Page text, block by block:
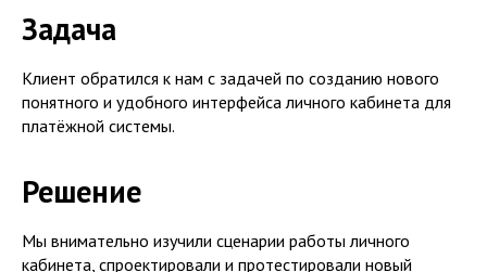
Задача
Клиент обратился к нам с задачей по созданию нового
понятного и удобного интерфейса личного кабинета для
платёжной системы.
Решение
Мы внимательно изучили сценарии работы личного
кабинета, спроектировали и протестировали новый